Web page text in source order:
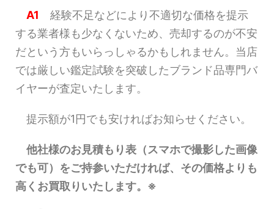
A1 経験不足などにより不適切な価格を提示
する業者様も少なくないため、売却するのが不安
だという方もいらっしゃるかもしれません。当店
では厳しい鑑定試験を突破したブランド品専門バ
イヤーが査定いたします。
提示額が1円でも安ければお知らせください。
他社様のお見積もり表（スマホで撮影した画像
でも可）をご持参いただければ、その価格よりも
高くお買取りいたします。※